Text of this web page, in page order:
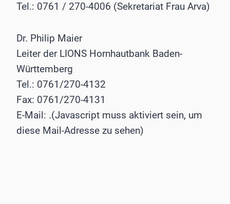
Tel.: 0761 / 270-4006 (Sekretariat Frau Arva)
Dr. Philip Maier
Leiter der LIONS Hornhautbank Baden-
Württemberg
Tel.: 0761/270-4132
Fax: 0761/270-4131
E-Mail: .(Javascript muss aktiviert sein, um
diese Mail-Adresse zu sehen)